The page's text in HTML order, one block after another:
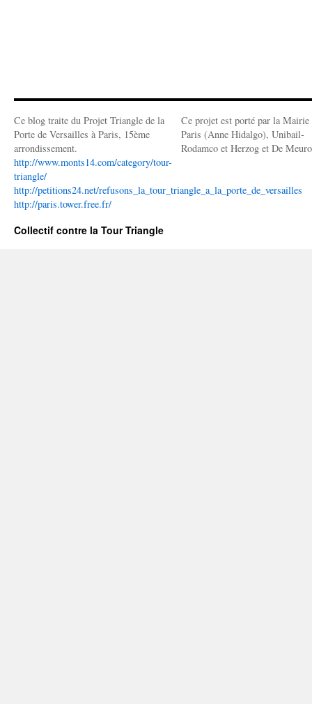
Ce blog traite du Projet Triangle de la
Porte de Versailles à Paris, 15ème
arrondissement.
http://www.monts14.com/category/tour-
triangle/
http://petitions24.net/refusons_la_tour_triangle_a_la_porte_de_versailles
http://paris.tower.free.fr/
Ce projet est porté par la Mairie
Paris (Anne Hidalgo), Unibail-
Rodamco et Herzog et De
Collectif contre la Tour Triangle